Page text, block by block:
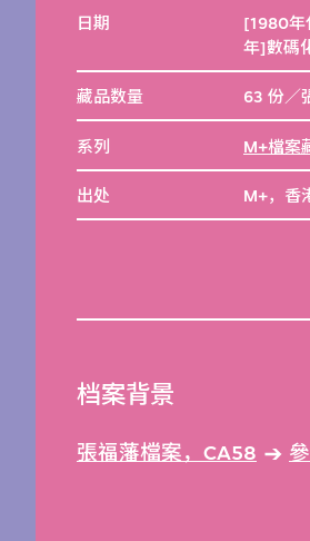
日期
[1980
年]數碼
藏品数量 63 份／
系列 M+檔案
出处 M+，香
档案背景
張福藩檔案，CA58